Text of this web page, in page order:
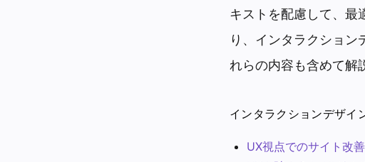
キストを配慮して、最
り、インタラクショ
れらの内容も含めて解
インタラクションデザイ
UX視点でのサイト改